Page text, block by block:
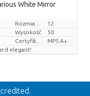
White Mirror
12
Wysokość
50
MPS A+
elegant!